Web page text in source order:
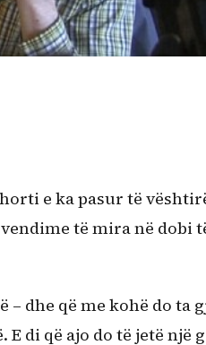
e ka pasur të
të mira në dobi
dhe që me kohë do ta
E di që ajo do të jetë një